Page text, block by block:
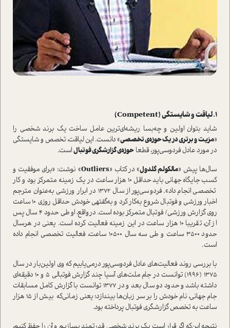
1. لیاقت و شایستگی (Competent)
شاید بتوان اولین و چه‌بسا ریشه‌ای‌ترین عامل ساخت یک برند شخصی را
«مزیت و برتری در یک حوزه‌ی تخصصی» دانست. این لیاقت، تخصص و شایستگی
در مورد عادل فردوسی‌پور، قطعاحوزه‌ی گزارشگری فوتبالا‌ست.
سال‌ها پیش «مالکولم گلدول» در کتاب «Outliers» نوشت: «برای موفقیت و
کسب جایگاه جهانی باید حداقل 10 هزار ساعت در یک زمینه متمرکز بود و کار
تخصصی انجام داد». فردوسی‌پور از سال 1372 در ابرار ورزشی به‌عنوان مترجم
اخبار ورزشی و فوتبال شروع به‌کار کرد و به‌گفتهی‌ خودش حداقل روزی 10 ساعت
روی گزارش ورزشی/ فوتبال متمرکز بوده ا‌ست. در‌واقع، او طی حدود 4 سال پس
از آن‌، تقریبا 10 هزار ساعت در این زمینه فعالیت کرده ا‌ست. یعنی در هرسال
حدود 3500 ساعت و طی سه سال 10500 ساعت، فعالیت تخصصی انجام داده
ا‌ست.
با بررسی روند فعالیت‌های عادل فردوسی‌پور در‌می‌یابیم که وی اولین‌بار در سال
1375 (1996) توانست در جام ملت‌های آسیا چند گزارش فوتبالی 5 و 10 دقیقه‌ای
داشته باشد و حدود دو سال بعد و در 1377 توانست با گزارش کامل مسابقات
جام جهانی، نام خودش را بر سر زبان‌ها بیندازد؛ یعنی زمانی‌که بیش از 15 هزار
ساعت به تخصص گزارشگری فوتبال پرداخته بود.